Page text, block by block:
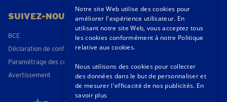
SUIVEZ-NOUS
BCE
Déclaration de confidentialité
Paramétrage des cookies
Avertissement
Notre site Web utilise des cookies pour
améliorer l'expérience utilisateur. En
utilisant notre site Web, vous acceptez tous
les cookies conformément à notre Politique
relative aux cookies.
Nous utilisons des cookies pour collecter
des données dans le but de personnaliser et
de mesurer l'efficacité de nos publicités. En
savoir plus